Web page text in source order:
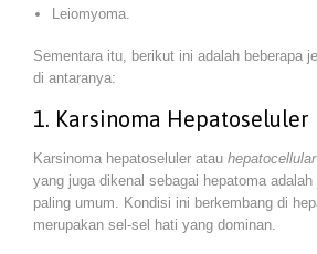
Leiomyoma.
Sementara itu, berikut ini adalah beberapa
di antaranya:
1. Karsinoma Hepatoseluler
Karsinoma hepatoseluler atau
yang juga dikenal sebagai hepatoma
paling umum. Kondisi ini berkembang di
merupakan sel-sel hati yang dominan.